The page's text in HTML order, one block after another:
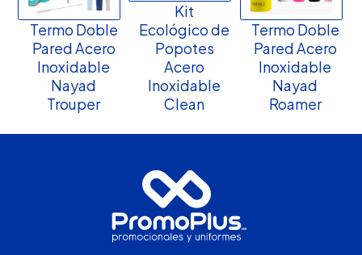
Termo Doble
Pared Acero
Inoxidable
Nayad
Trouper
Kit
Ecológico de
Popotes
Acero
Inoxidable
Clean
Termo Doble
Pared Acero
Inoxidable
Nayad
Roamer